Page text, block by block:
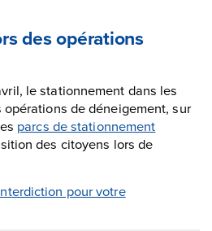
des opérations
le stationnement dans les
de déneigement, sur
parcs de stationnement
des citoyens lors de
pour votre